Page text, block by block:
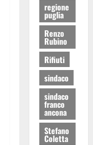
regione
puglia
Renzo
Rubino
Rifiuti
sindaco
sindaco
franco
ancona
Stefano
Coletta